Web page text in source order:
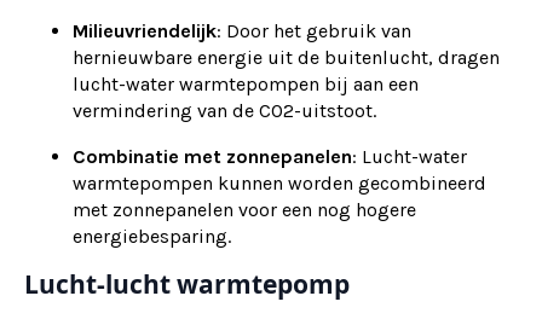
Milieuvriendelijk: Door het gebruik van
hernieuwbare energie uit de buitenlucht, dragen
lucht-water warmtepompen bij aan een
vermindering van de CO2-uitstoot.
Combinatie met zonnepanelen: Lucht-water
warmtepompen kunnen worden gecombineerd
met zonnepanelen voor een nog hogere
energiebesparing.
Lucht-lucht warmtepomp